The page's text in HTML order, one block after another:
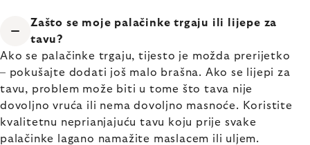
Zašto se moje palačinke trgaju ili lijepe za
tavu?
Ako se palačinke trgaju, tijesto je možda prerijetko
– pokušajte dodati još malo brašna. Ako se lijepi za
tavu, problem može biti u tome što tava nije
dovoljno vruća ili nema dovoljno masnoće. Koristite
kvalitetnu neprianjajuću tavu koju prije svake
palačinke lagano namažite maslacem ili uljem.